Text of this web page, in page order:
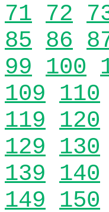
71 72
85 86
99 100
109 110
119 120
129 130
139 140
149 150